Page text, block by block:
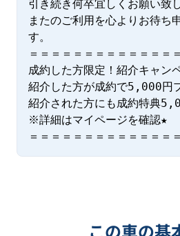
引き続き何卒宜しくお願い致
またのご利用を心よりお待ち
す。
＝＝＝＝＝＝＝＝＝＝＝＝＝
成約した方限定！紹介キャン
紹介した方が成約で5,000円
紹介された方にも成約特典
※詳細はマイページを確認★
＝＝＝＝＝＝＝＝＝＝＝＝＝
この車の基